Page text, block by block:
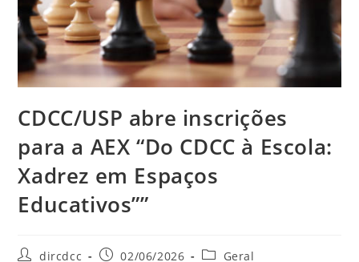
CDCC/USP abre inscrições
para a AEX “Do CDCC à Escola:
Xadrez em Espaços
Educativos””
dircdcc 02/06/2026 Geral